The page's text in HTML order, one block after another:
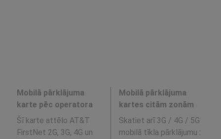
Mobilā pārklājuma
karte pēc operatora
Šī karte attēlo AT&T
FirstNet 2G, 3G, 4G un
Mobilā pārklājuma
kartes citām zonām
Skatiet arī 3G / 4G / 5G
mobilā tīkla pārklājumu :